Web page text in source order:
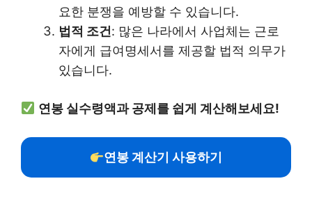
요한 분쟁을 예방할 수 있습니다.
법적 조건: 많은 나라에서 사업체는 근로
자에게 급여명세서를 제공할 법적 의무가
있습니다.
연봉 실수령액과 공제를 쉽게 계산해보세요!
연봉 계산기 사용하기